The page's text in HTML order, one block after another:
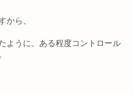
から、
ように、 ある程度コントロール